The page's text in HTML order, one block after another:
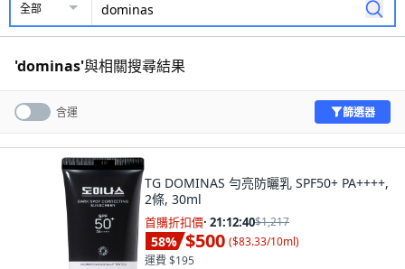
全部
'dominas'與相關搜尋結果
含運 篩選器
TG DOMINAS 勻亮防曬乳 SPF50+ PA++++,
2條, 30ml
首購折扣價· 21:12:39$1,217
58% $500 ($83.33/10ml)
運費 $195